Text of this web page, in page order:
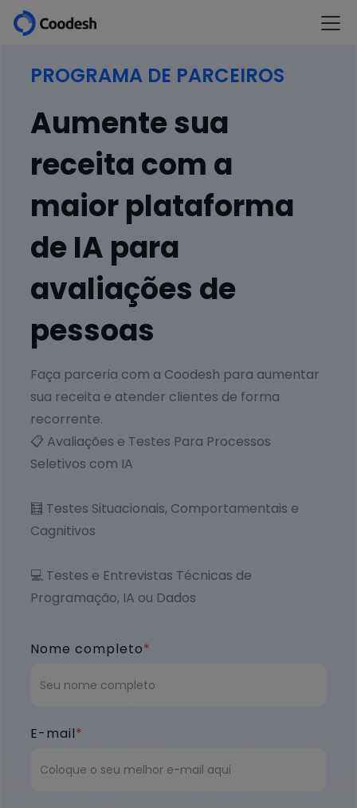
PROGRAMA DE PARCEIROS
Aumente sua
receita com a
maior plataforma
de IA para
avaliações de
pessoas
Faça parceria com a Coodesh para aumentar
sua receita e atender clientes de forma
recorrente.
📋 Avaliações e Testes Para Processos
Seletivos com IA
🧮 Testes Situacionais, Comportamentais e
Cagnitivos
💻 Testes e Entrevistas Técnicas de
Programação, IA ou Dados
Nome completo*
E-mail*